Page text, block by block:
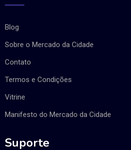
Blog
Sobre o Mercado da Cidade
Contato
Termos e Condições
Vitrine
Manifesto do Mercado da Cidade
Suporte